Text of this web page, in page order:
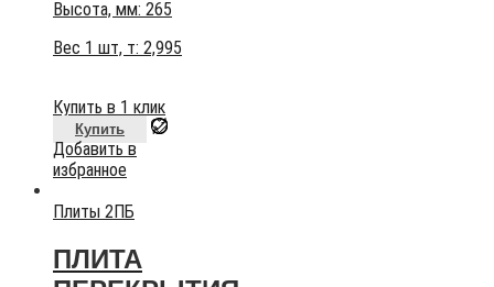
Высота, мм: 265
Вес 1 шт, т: 2,995
Купить в 1 клик
Купить
Добавить в
избранное
Плиты 2ПБ
ПЛИТА